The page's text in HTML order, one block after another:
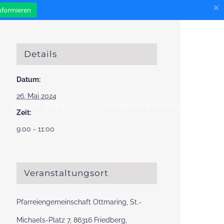
×
Details
Datum:
26. Mai 2024
Zeit:
9:00 - 11:00
Veranstaltungsort
Pfarreiengemeinschaft Ottmaring, St.-
Michaels-Platz 7, 86316 Friedberg,